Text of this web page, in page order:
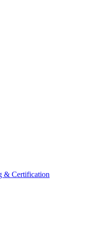
& Certification